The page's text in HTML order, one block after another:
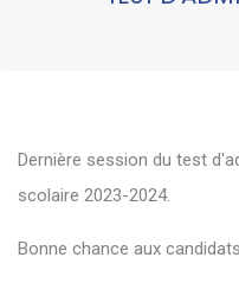
Dernière session du test
scolaire 2023-2024.
Bonne chance aux